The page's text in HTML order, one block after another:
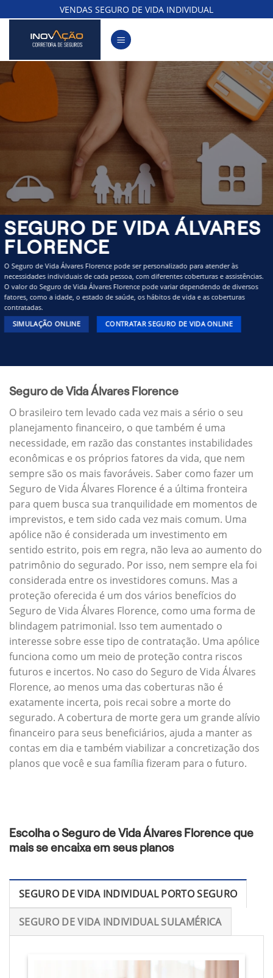
to
content
VENDAS SEGURO DE VIDA INDIVIDUAL
SEGURO DE VIDA ÁLVARES
FLORENCE
O Seguro de Vida Álvares Florence pode ser personalizado para atender às
necessidades individuais de cada pessoa, com diferentes coberturas e assistências.
O valor do Seguro de Vida Álvares Florence pode variar dependendo de diversos
fatores, como a idade, o estado de saúde, os hábitos de vida e as coberturas
contratadas.
SIMULAÇÃO ONLINE CONTRATAR SEGURO DE VIDA ONLINE
Seguro de Vida Álvares Florence
O brasileiro tem levado cada vez mais a sério o seu
planejamento financeiro, o que também é uma
necessidade, em razão das constantes instabilidades
econômicas e os próprios fatores da vida, que nem
sempre são os mais favoráveis. Saber como fazer um
Seguro de Vida Álvares Florence é a última fronteira
para quem busca sua tranquilidade em momentos de
imprevistos, e tem sido cada vez mais comum. Uma
apólice não é considerada um investimento em
sentido estrito, pois em regra, não leva ao aumento do
patrimônio do segurado. Por isso, nem sempre ela foi
considerada entre os investidores comuns. Mas a
proteção oferecida é um dos vários benefícios do
Seguro de Vida Álvares Florence, como uma forma de
blindagem patrimonial. Isso tem aumentado o
interesse sobre esse tipo de contratação. Uma apólice
funciona como um meio de proteção contra riscos
futuros e incertos. No caso do Seguro de Vida Álvares
Florence, ao menos uma das coberturas não é
exatamente incerta, pois recai sobre a morte do
segurado. A cobertura de morte gera um grande alívio
financeiro para seus beneficiários, ajuda a manter as
contas em dia e também viabilizar a concretização dos
planos que você e sua família fizeram para o futuro.
Escolha o Seguro de Vida Álvares Florence que
mais se encaixa em seus planos
SEGURO DE VIDA INDIVIDUAL PORTO SEGURO
SEGURO DE VIDA INDIVIDUAL SULAMÉRICA